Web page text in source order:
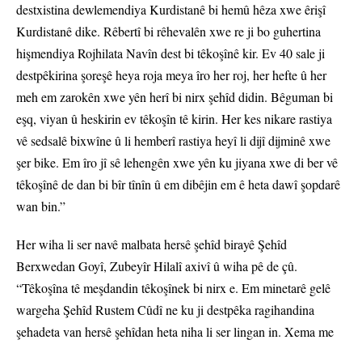
destxistina dewlemendiya Kurdistanê bi hemû hêza xwe êrişî
Kurdistanê dike. Rêbertî bi rêhevalên xwe re ji bo guhertina
hişmendiya Rojhilata Navîn dest bi têkoşînê kir. Ev 40 sale ji
destpêkirina şoreşê heya roja meya îro her roj, her hefte û her
meh em zarokên xwe yên herî bi nirx şehîd didin. Bêguman bi
eşq, viyan û heskirin ev têkoşîn tê kirin. Her kes nikare rastiya
vê sedsalê bixwîne û li hemberî rastiya heyî li dijî dijminê xwe
şer bike. Em îro jî sê lehengên xwe yên ku jiyana xwe di ber vê
têkoşînê de dan bi bîr tînîn û em dibêjin em ê heta dawî şopdarê
wan bin.”
Her wiha li ser navê malbata hersê şehîd birayê Şehîd
Berxwedan Goyî, Zubeyîr Hilalî axivî û wiha pê de çû.
“Têkoşîna tê meşdandin têkoşînek bi nirx e. Em minetarê gelê
wargeha Şehîd Rustem Cûdî ne ku ji destpêka ragihandina
şehadeta van hersê şehîdan heta niha li ser lingan in. Xema me